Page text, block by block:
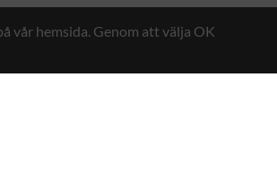
vår hemsida. Genom att välja OK